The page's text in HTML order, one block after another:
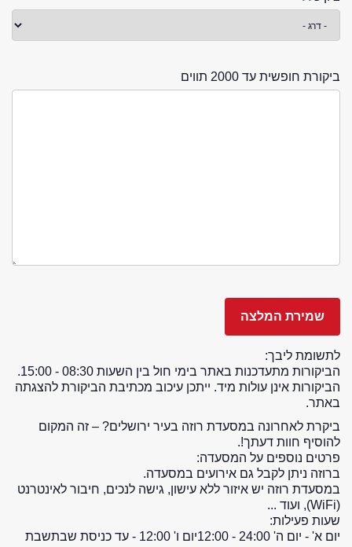
ביקורת חופשית עד 2000 תווים
לתשומת ליבך:
הביקורות מתעדכנות באתר בימי חול בין השעות 08:30 - 15:00.
הביקורות אינן עולות מיד. ייתכן עיכוב מכתיבת הביקורת להצגתה
באתר.
ביקרת לאחרונה במסעדת רוזה בעיר ירושלים? – זה המקום
להוסיף חוות דעתך!.
פרטים נוספים על המסעדה:
ברוזה ניתן לקבל גם אירועים במסעדה.
במסעדת רוזה יש איזור ללא עישון, גישה לנכים, חיבור לאינטרנט
(WiFi), ועוד ...
שעות פעילות:
יום א' - יום ה' 24:00 - 12:00
יום ו' 12:00 - עד כניסת שבת
שבת